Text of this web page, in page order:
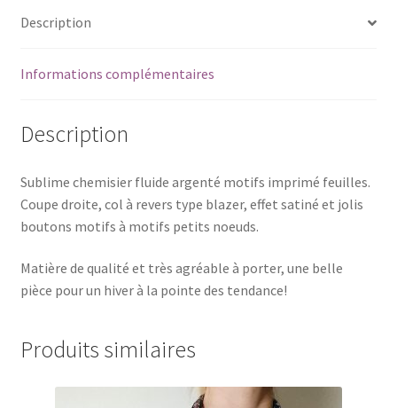
Description
Informations complémentaires
Description
Sublime chemisier fluide argenté motifs imprimé feuilles.
Coupe droite, col à revers type blazer, effet satiné et jolis
boutons motifs à motifs petits noeuds.
Matière de qualité et très agréable à porter, une belle
pièce pour un hiver à la pointe des tendance!
Produits similaires